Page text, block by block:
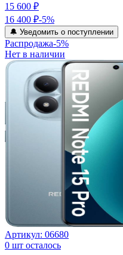
15 600 ₽
16 400 ₽-5%
🔔 Уведомить о поступлении
Распродажа-5%
Нет в наличии
Артикул: 06680
0 шт осталось